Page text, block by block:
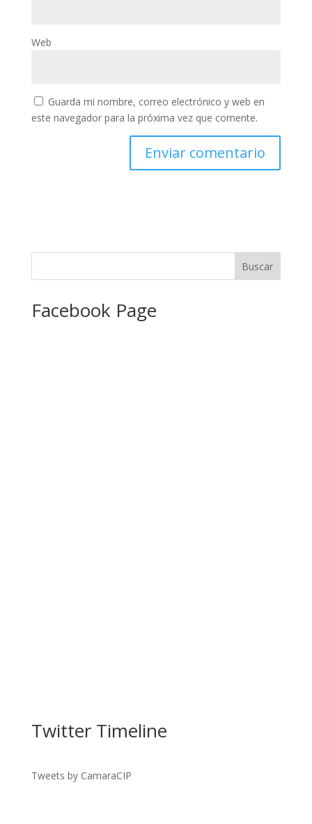
Web
Guarda mi nombre, correo electrónico y web en
este navegador para la próxima vez que comente.
Facebook Page
Twitter Timeline
Tweets by CamaraCIP
Twitter